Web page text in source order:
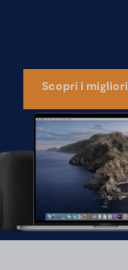
Scopri i migliori